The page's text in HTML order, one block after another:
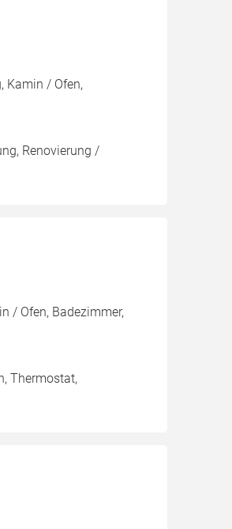
Kamin / Ofen,
Renovierung /
/ Ofen, Badezimmer,
Thermostat,